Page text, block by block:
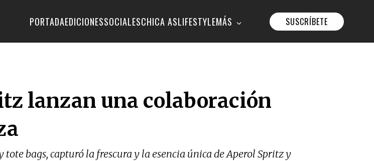
PORTADAEDICIONESSOCIALESCHICA ASLIFESTYLEMÁS SUSCRÍBETE
lanzan una colaboración
tote bags, capturó la frescura y la esencia única de Aperol Spritz y